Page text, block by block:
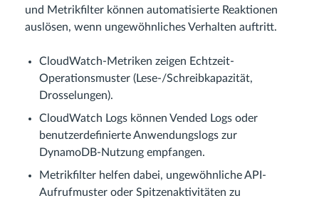
und Metrikfilter können automatisierte Reaktionen
auslösen, wenn ungewöhnliches Verhalten auftritt.
CloudWatch-Metriken zeigen Echtzeit-
Operationsmuster (Lese-/Schreibkapazität,
Drosselungen).
CloudWatch Logs können Vended Logs oder
benutzerdefinierte Anwendungslogs zur
DynamoDB-Nutzung empfangen.
Metrikfilter helfen dabei, ungewöhnliche API-
Aufrufmuster oder Spitzenaktivitäten zu